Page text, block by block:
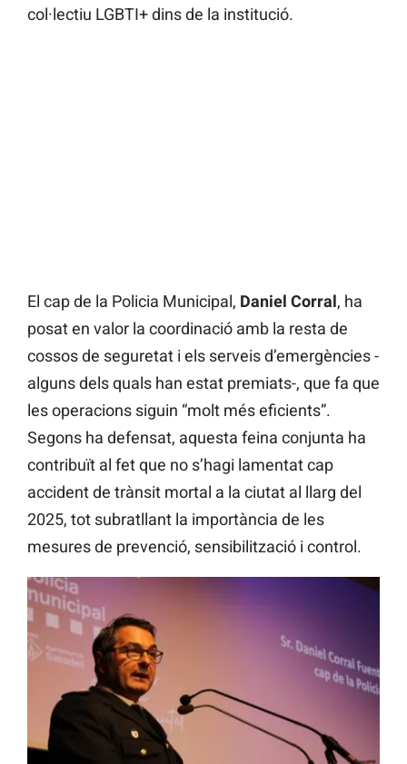
col·lectiu LGBTI+ dins de la institució.
El cap de la Policia Municipal, Daniel Corral, ha
posat en valor la coordinació amb la resta de
cossos de seguretat i els serveis d’emergències -
alguns dels quals han estat premiats-, que fa que
les operacions siguin “molt més eficients”.
Segons ha defensat, aquesta feina conjunta ha
contribuït al fet que no s’hagi lamentat cap
accident de trànsit mortal a la ciutat al llarg del
2025, tot subratllant la importància de les
mesures de prevenció, sensibilització i control.